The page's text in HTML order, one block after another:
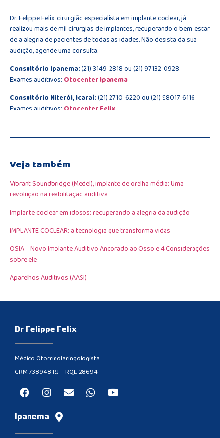
Dr. Felippe Felix, cirurgião especialista em implante coclear, já
realizou mais de mil cirurgias de implantes, recuperando o bem-estar
de a alegria de pacientes de todas as idades. Não desista da sua
audição, agende uma consulta.
Consultório Ipanema:(21) 3149-2818 ou (21) 97132-0928
Exames auditivos: Otocenter Ipanema
Consultório Niterói, Icaraí:(21) 2710-6220 ou (21) 98017-6116
Exames auditivos: Otocenter Felix
Veja também
Vibrant Soundbridge (Medel), implante de orelha média: Uma
revolução na reabilitação auditiva
Implante coclear em idosos: recuperando a alegria da audição
IMPLANTE COCLEAR: a tecnologia que transforma vidas
OSIA – Novo Implante Auditivo Ancorado ao Osso e 4 Considerações
sobre ele
Aparelhos Auditivos (AASI)
Dr Felippe Felix
Médico Otorrinolaringologista
CRM 738948 RJ – RQE 28694
Ipanema